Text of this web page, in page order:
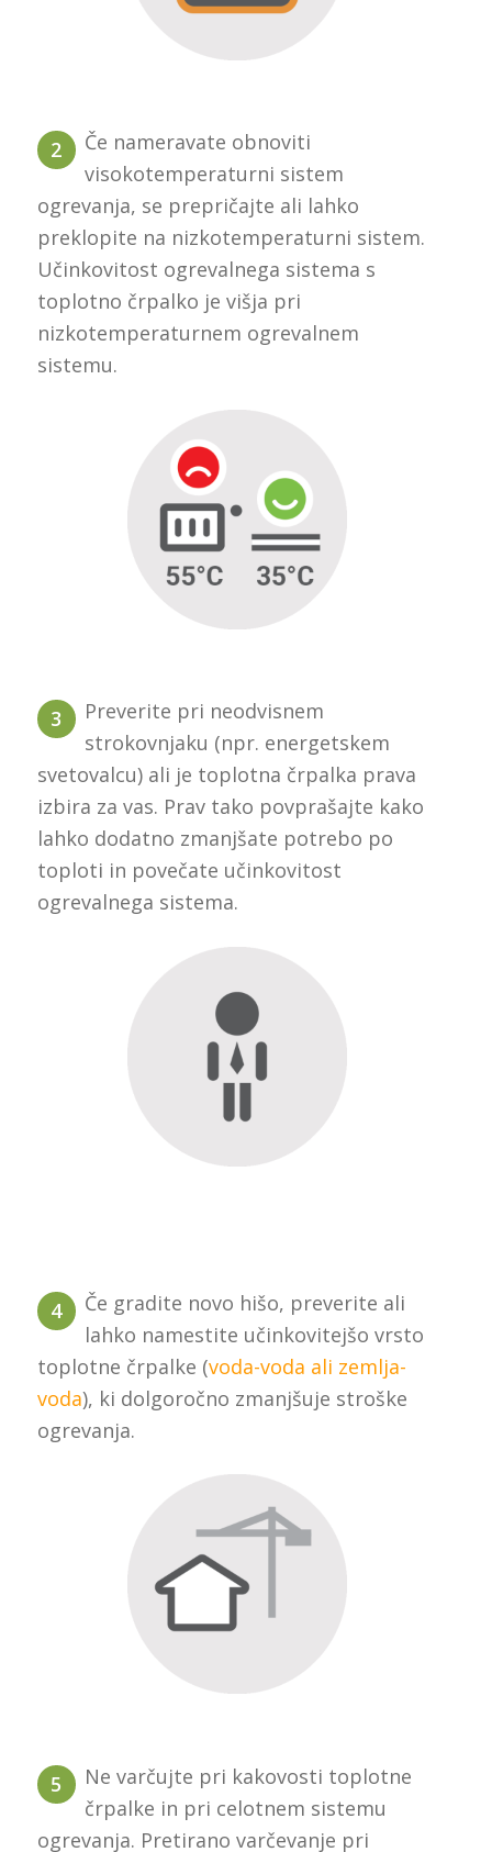
2
Če nameravate obnoviti
visokotemperaturni sistem
ogrevanja, se prepričajte ali lahko
preklopite na nizkotemperaturni sistem.
Učinkovitost ogrevalnega sistema s
toplotno črpalko je višja pri
nizkotemperaturnem ogrevalnem
sistemu.
3
Preverite pri neodvisnem
strokovnjaku (npr. energetskem
svetovalcu) ali je toplotna črpalka prava
izbira za vas. Prav tako povprašajte kako
lahko dodatno zmanjšate potrebo po
toploti in povečate učinkovitost
ogrevalnega sistema.
4
Če gradite novo hišo, preverite ali
lahko namestite učinkovitejšo vrsto
toplotne črpalke (voda-voda ali zemlja-
voda), ki dolgoročno zmanjšuje stroške
ogrevanja.
5
Ne varčujte pri kakovosti toplotne
črpalke in pri celotnem sistemu
ogrevanja. Pretirano varčevanje pri